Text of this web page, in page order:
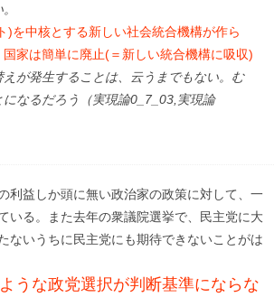
を中核とする新しい社会統合機構が作ら
家は簡単に廃止(＝新しい統合機構に吸収)
が発生することは、云うまでもない。む
なるだろう（実現論0_7_03,実現論
利益しか頭に無い政治家の政策に対して、一
いる。また去年の衆議院選挙で、民主党に大
ないうちに民主党にも期待できないことがは
うな政党選択が判断基準にならな